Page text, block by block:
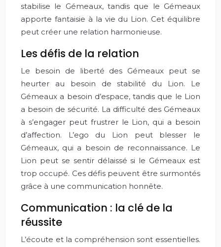
stabilise le Gémeaux, tandis que le Gémeaux
apporte fantaisie à la vie du Lion. Cet équilibre
peut créer une relation harmonieuse.
Les défis de la relation
Le besoin de liberté des Gémeaux peut se
heurter au besoin de stabilité du Lion. Le
Gémeaux a besoin d’espace, tandis que le Lion
a besoin de sécurité. La difficulté des Gémeaux
à s’engager peut frustrer le Lion, qui a besoin
d’affection. L’ego du Lion peut blesser le
Gémeaux, qui a besoin de reconnaissance. Le
Lion peut se sentir délaissé si le Gémeaux est
trop occupé. Ces défis peuvent être surmontés
grâce à une communication honnête.
Communication : la clé de la
réussite
L’écoute et la compréhension sont essentielles.